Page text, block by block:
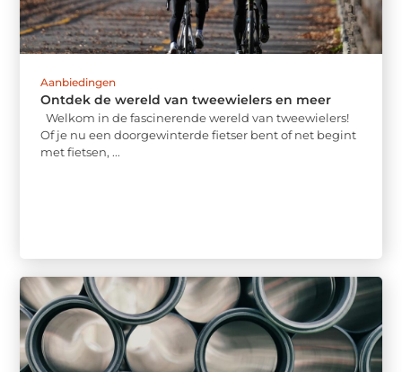
Aanbiedingen
Ontdek de wereld van tweewielers en meer
Welkom in de fascinerende wereld van tweewielers!
Of je nu een doorgewinterde fietser bent of net begint
met fietsen, ...